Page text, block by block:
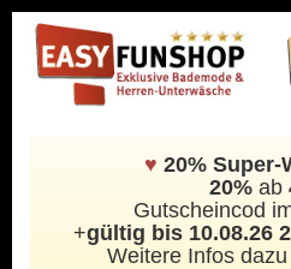
♥ 20% Super-
20%ab
Gutscheincod
+gültig bis 10.08.26
Weitere Infos